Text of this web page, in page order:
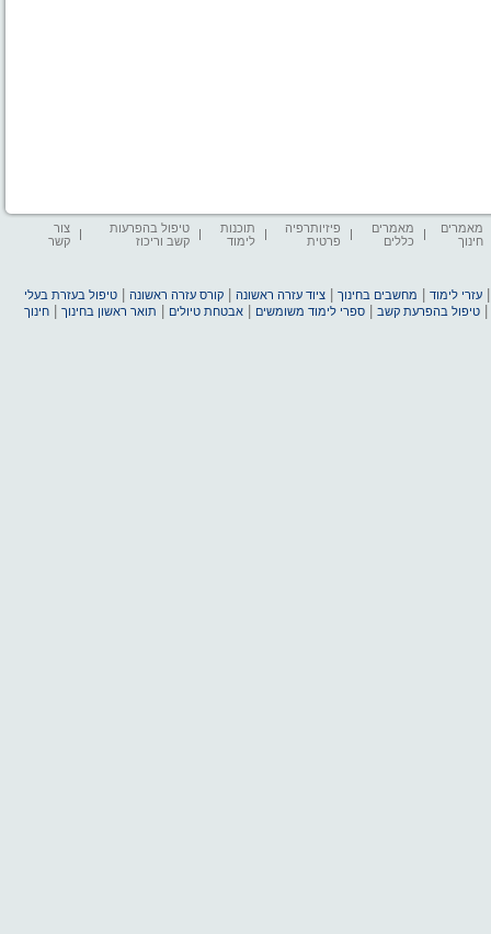
מאמרים
חינוך
מאמרים
כללים
פיזיותרפיה
פרטית
תוכנות
לימוד
טיפול בהפרעות
קשב וריכוז
צור
קשר
עזרי לימוד מחשבים בחינוך |ציוד עזרה ראשונה |קורס עזרה ראשונה |טיפול בעזרת בעלי
|טיפול בהפרעת קשב |ספרי לימוד משומשים |אבטחת טיולים תואר ראשון בחינוך |חינוך